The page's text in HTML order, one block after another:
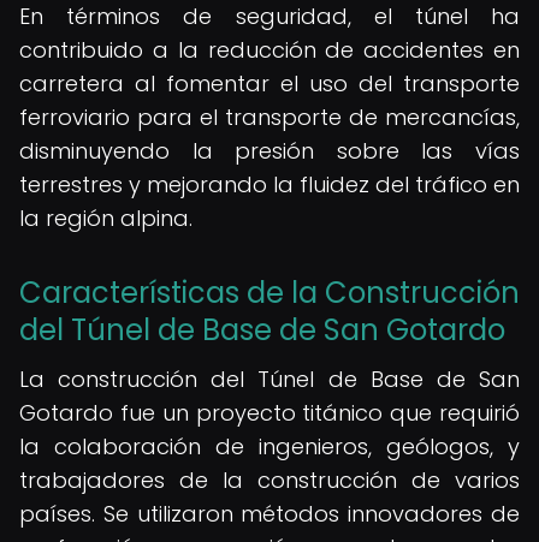
En términos de seguridad, el túnel ha
contribuido a la reducción de accidentes en
carretera al fomentar el uso del transporte
ferroviario para el transporte de mercancías,
disminuyendo la presión sobre las vías
terrestres y mejorando la fluidez del tráfico en
la región alpina.
Características de la Construcción
del Túnel de Base de San Gotardo
La construcción del Túnel de Base de San
Gotardo fue un proyecto titánico que requirió
la colaboración de ingenieros, geólogos, y
trabajadores de la construcción de varios
países. Se utilizaron métodos innovadores de